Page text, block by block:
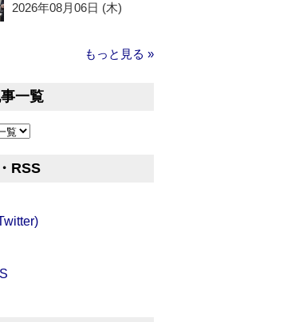
2026年08月06日 (木)
もっと見る »
一覧
RSS